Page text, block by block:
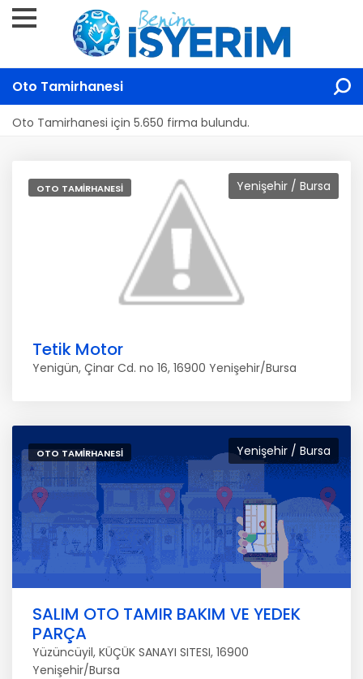
Oto Tamirhanesi
Oto Tamirhanesi için 5.650 firma bulundu.
Yenişehir / Bursa
OTO TAMIRHANESI
Tetik Motor
Yenigün, Çinar Cd. no 16, 16900 Yenişehir/Bursa
Yenişehir / Bursa
OTO TAMIRHANESI
SALIM OTO TAMIR BAKIM VE YEDEK
PARÇA
Yüzüncüyil, KÜÇÜK SANAYI SITESI, 16900
Yenişehir/Bursa